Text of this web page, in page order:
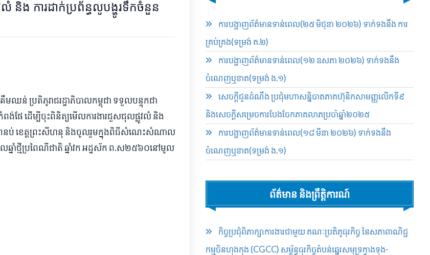
ង ការដាក់ប្រព័ន្ធលូបង្ហូរទឹកចំនួន
ឈន់ ប្រតិភូរាជរដ្ឋាភិបាលកម្ពុជា ទទួលបន្ទុកជា
ផែ ដើម្បីចុះពិនិត្យមើលការងារជួសជុលផ្លូវលំ និង
រៃនប់ ខេត្តព្រះសីហនុ និងចូលរួមក្នុងពិធីសំណេះសំណាល
នាំថ្មីប្រពៃណីជាតិ ឆ្នាំវក អដ្ឋស័ក ព.ស២៥៦០នៅមូល
ការបង្ហាញព័ត៌មានទាន់ពេល(២៥ មិថុនា ២០២៦) ទាក់ទងនឹង ការ
គ្រប់គ្រង(ទម្រង់ គ.២)
ការបង្ហាញព័ត៌មានទាន់ពេល(១២ ឧសភា ២០២៦) ទាក់ទងនឹង
ចំណេញឬខាត(ទម្រង់ ង.១)
សេចក្តីជូនដំណឹង ប្រជុំមហាសន្និបាតភាគហ៊ុនិកសាមញ្ញលើកទី៩
និងសេចក្តីសម្រេចការបែងចែកភាគលាភប្រចាំឆ្នាំ២០២៥​
ការបង្ហាញព័ត៌មានទាន់ពេល(១៨ មីនា ២០២៦) ទាក់ទងនឹង
ចំណេញឬខាត(ទម្រង់ ង.១)
ព័ត៌មាន និងព្រឹត្តិការណ៍
កិច្ចប្រជុំពិភាក្សាការងារជាមួយ គណៈប្រតិភូធុរកិច្ច នៃសភាពាណិជ្ជ
កម្មចិនហុងកុង (CGCC) សម្ព័ន្ធធុរកិច្ចតំបន់ឆ្នេរសមុទ្រក្វាងទុង-